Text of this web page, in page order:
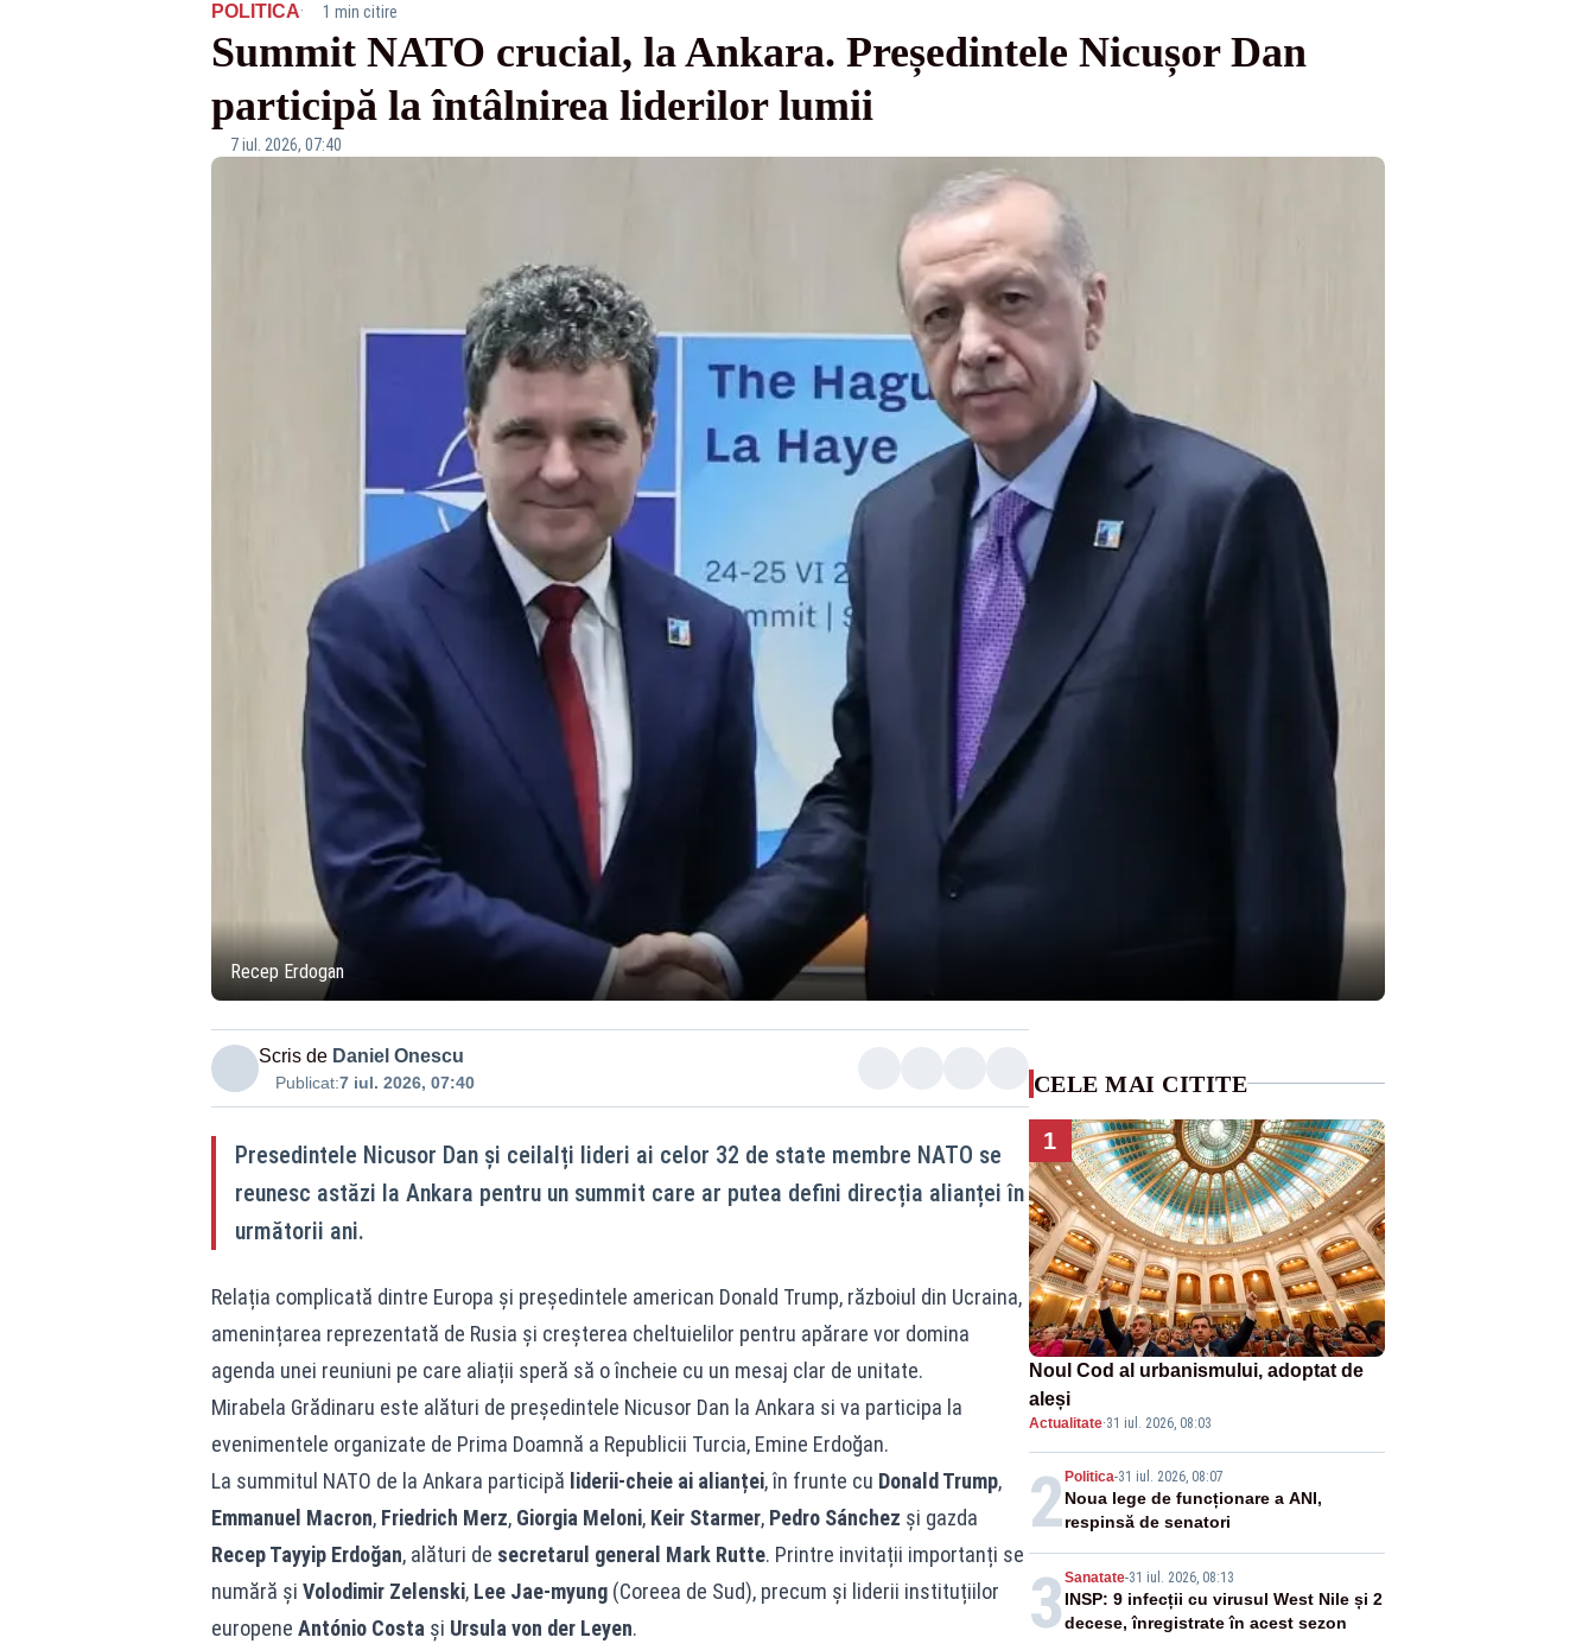
POLITICA· 1 min citire
Summit NATO crucial, la Ankara. Președintele Nicușor Dan
participă la întâlnirea liderilor lumii
7 iul. 2026, 07:40
Recep Erdogan
Scris de Daniel Onescu
Publicat:7 iul. 2026, 07:40
Presedintele Nicusor Dan și ceilalți lideri ai celor 32 de state membre NATO se
reunesc astăzi la Ankara pentru un summit care ar putea defini direcția alianței în
următorii ani.
Relația complicată dintre Europa și președintele american Donald Trump, războiul din Ucraina,
amenințarea reprezentată de Rusia și creșterea cheltuielilor pentru apărare vor domina
agenda unei reuniuni pe care aliații speră să o încheie cu un mesaj clar de unitate.
Mirabela Grădinaru este alături de președintele Nicusor Dan la Ankara si va participa la
evenimentele organizate de Prima Doamnă a Republicii Turcia, Emine Erdoğan.
La summitul NATO de la Ankara participă liderii-cheie ai alianței, în frunte cu Donald Trump,
Emmanuel Macron, Friedrich Merz, Giorgia Meloni, Keir Starmer, Pedro Sánchez și gazda
Recep Tayyip Erdoğan, alături de secretarul general Mark Rutte. Printre invitații importanți se
numără și Volodimir Zelenski, Lee Jae-myung(Coreea de Sud), precum și liderii instituțiilor
europene António Costa și Ursula von der Leyen.
CELE MAI CITITE
1
Noul Cod al urbanismului, adoptat de
aleși
Actualitate·31 iul. 2026, 08:03
2Politica-31 iul. 2026, 08:07
Noua lege de funcționare a ANI,
respinsă de senatori
3 Sanatate-31 iul. 2026, 08:13
INSP: 9 infecții cu virusul West Nile și 2
decese, înregistrate în acest sezon